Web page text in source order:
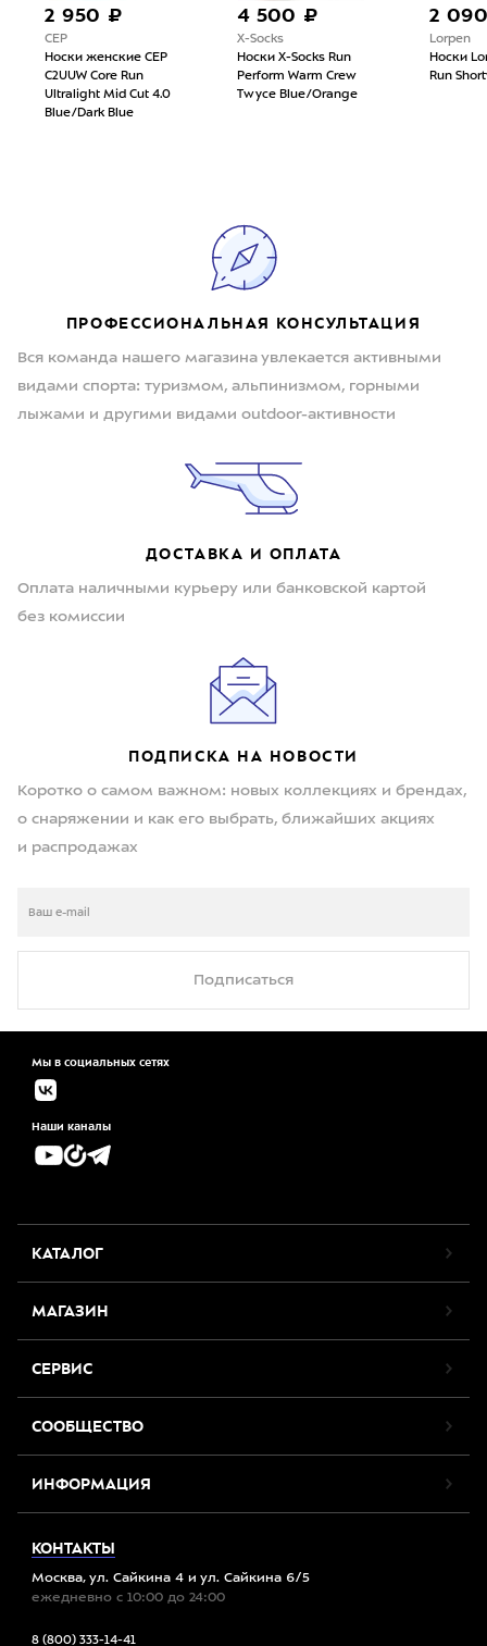
2 950 ₽
CEP
Носки женские CEP
C2UUW Core Run
Ultralight Mid Cut 4.0
Blue/Dark Blue
4 500 ₽
X-Socks
Носки X-Socks Run
Perform Warm Crew
Twyce Blue/Orange
2
Lorpen
Носки
Run
ПРОФЕССИОНАЛЬНАЯ КОНСУЛЬТАЦИЯ
Вся команда нашего магазина увлекается активными
видами спорта: туризмом, альпинизмом, горными
лыжами и другими видами outdoor-активности
ДОСТАВКА И ОПЛАТА
Оплата наличными курьеру или банковской картой
без комиссии
ПОДПИСКА НА НОВОСТИ
Коротко о самом важном: новых коллекциях и брендах,
о снаряжении и как его выбрать, ближайших акциях
и распродажах
Подписаться
Мы в социальных сетях
Наши каналы
КАТАЛОГ
МАГАЗИН
СЕРВИС
СООБЩЕСТВО
ИНФОРМАЦИЯ
КОНТАКТЫ
Москва, ул. Сайкина 4 и ул. Сайкина 6/5
ежедневно с 10:00 до 24:00
8 (800) 333-14-41